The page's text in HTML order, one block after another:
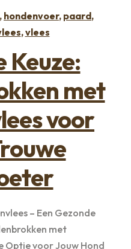
, hondenvoer, paard,
,vlees
Keuze:
met
voor
– Een Gezonde
met
Optie voor Jouw Hond